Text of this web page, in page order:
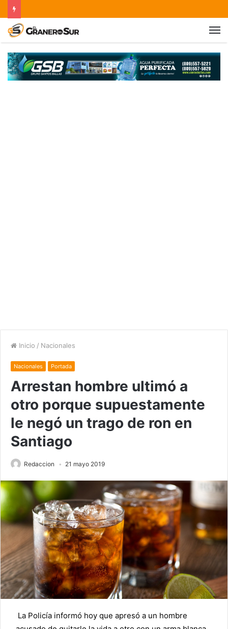
Inicio / Nacionales
Nacionales Portada
Arrestan hombre ultimó a
otro porque supuestamente
le negó un trago de ron en
Santiago
Redaccion 21 mayo 2019
La Policía informó hoy que apresó a un hombre